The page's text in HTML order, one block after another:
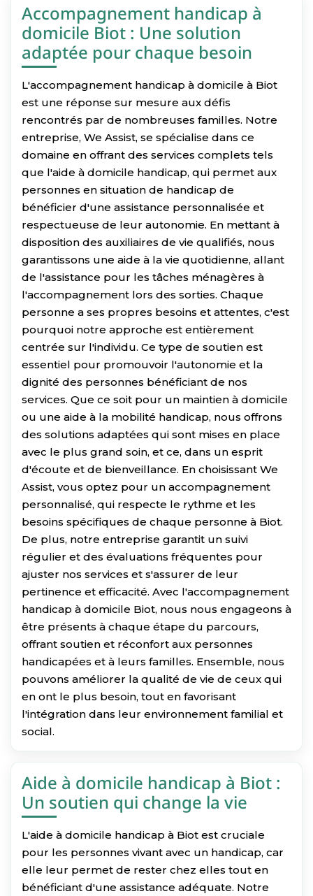
Accompagnement handicap à
domicile Biot : Une solution
adaptée pour chaque besoin
L'accompagnement handicap à domicile à Biot
est une réponse sur mesure aux défis
rencontrés par de nombreuses familles. Notre
entreprise, We Assist, se spécialise dans ce
domaine en offrant des services complets tels
que l'aide à domicile handicap, qui permet aux
personnes en situation de handicap de
bénéficier d'une assistance personnalisée et
respectueuse de leur autonomie. En mettant à
disposition des auxiliaires de vie qualifiés, nous
garantissons une aide à la vie quotidienne, allant
de l'assistance pour les tâches ménagères à
l'accompagnement lors des sorties. Chaque
personne a ses propres besoins et attentes, c'est
pourquoi notre approche est entièrement
centrée sur l'individu. Ce type de soutien est
essentiel pour promouvoir l'autonomie et la
dignité des personnes bénéficiant de nos
services. Que ce soit pour un maintien à domicile
ou une aide à la mobilité handicap, nous offrons
des solutions adaptées qui sont mises en place
avec le plus grand soin, et ce, dans un esprit
d'écoute et de bienveillance. En choisissant We
Assist, vous optez pour un accompagnement
personnalisé, qui respecte le rythme et les
besoins spécifiques de chaque personne à Biot.
De plus, notre entreprise garantit un suivi
régulier et des évaluations fréquentes pour
ajuster nos services et s'assurer de leur
pertinence et efficacité. Avec l'accompagnement
handicap à domicile Biot, nous nous engageons à
être présents à chaque étape du parcours,
offrant soutien et réconfort aux personnes
handicapées et à leurs familles. Ensemble, nous
pouvons améliorer la qualité de vie de ceux qui
en ont le plus besoin, tout en favorisant
l'intégration dans leur environnement familial et
social.
Aide à domicile handicap à Biot :
Un soutien qui change la vie
L'aide à domicile handicap à Biot est cruciale
pour les personnes vivant avec un handicap, car
elle leur permet de rester chez elles tout en
bénéficiant d'une assistance adéquate. Notre